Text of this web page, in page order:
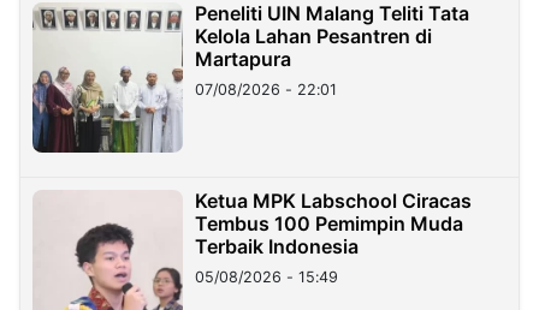
Peneliti UIN Malang Teliti Tata
Kelola Lahan Pesantren di
Martapura
07/08/2026 - 22:01
Ketua MPK Labschool Ciracas
Tembus 100 Pemimpin Muda
Terbaik Indonesia
05/08/2026 - 15:49